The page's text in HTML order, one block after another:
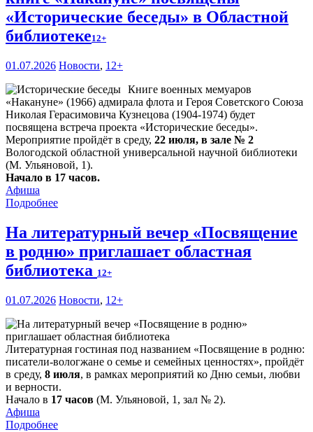
«Исторические беседы» в Областной
библиотеке12+
01.07.2026 Новости, 12+
Книге военных мемуаров
«Накануне» (1966) адмирала флота и Героя Советского Союза
Николая Герасимовича Кузнецова (1904-1974) будет
посвящена встреча проекта «Исторические беседы».
Мероприятие пройдёт в среду, 22 июля, в зале № 2
Вологодской областной универсальной научной библиотеки
(М. Ульяновой, 1).
Начало в 17 часов.
Афиша
Подробнее
На литературный вечер «Посвящение
в родню» приглашает областная
библиотека 12+
01.07.2026 Новости, 12+
Литературная гостиная под названием «Посвящение в родню:
писатели-вологжане о семье и семейных ценностях», пройдёт
в среду, 8 июля, в рамках мероприятий ко Дню семьи, любви
и верности.
Начало в 17 часов (М. Ульяновой, 1, зал № 2).
Афиша
Подробнее